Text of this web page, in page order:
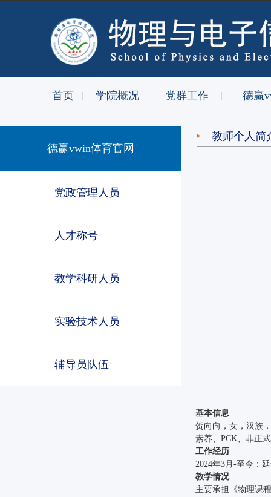
首页 | 学院概况 | 党群工作 | 德赢
德赢vwin体育官网
党政管理人员
人才称号
教学科研人员
实验技术人员
辅导员队伍
教师个人简
基本信息
贺向向，女，汉族
素养、PCK、非正
工作经历
2024年3月-至今：
教学情况
主要承担《物理课